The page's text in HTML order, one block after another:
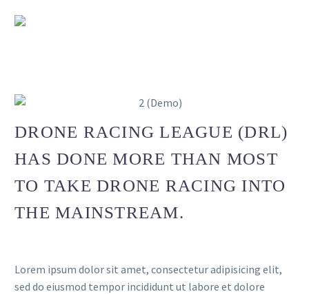
DRONE RACING LEAGUE (DRL)
HAS DONE MORE THAN MOST
TO TAKE DRONE RACING INTO
THE MAINSTREAM.
Lorem ipsum dolor sit amet, consectetur adipisicing elit,
sed do eiusmod tempor incididunt ut labore et dolore